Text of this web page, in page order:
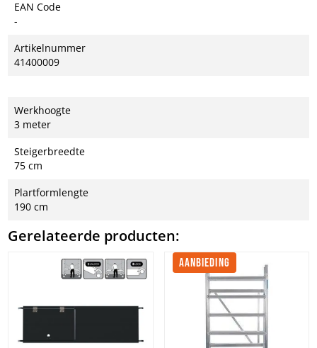
EAN Code
-
Artikelnummer
41400009
Werkhoogte
3 meter
Steigerbreedte
75 cm
Plartformlengte
190 cm
Gerelateerde producten:
AANBIEDING